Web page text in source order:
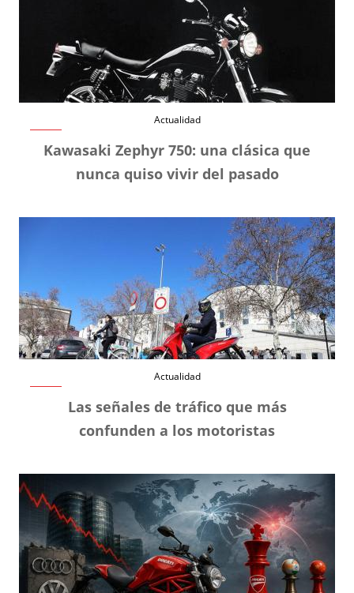
Actualidad
Kawasaki Zephyr 750: una clásica que
nunca quiso vivir del pasado
Actualidad
Las señales de tráfico que más
confunden a los motoristas